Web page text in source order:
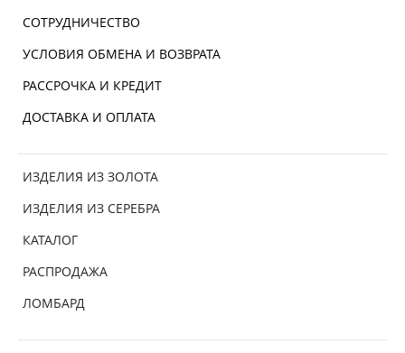
СОТРУДНИЧЕСТВО
УСЛОВИЯ ОБМЕНА И ВОЗВРАТА
РАССРОЧКА И КРЕДИТ
ДОСТАВКА И ОПЛАТА
ИЗДЕЛИЯ ИЗ ЗОЛОТА
ИЗДЕЛИЯ ИЗ СЕРЕБРА
КАТАЛОГ
РАСПРОДАЖА
ЛОМБАРД